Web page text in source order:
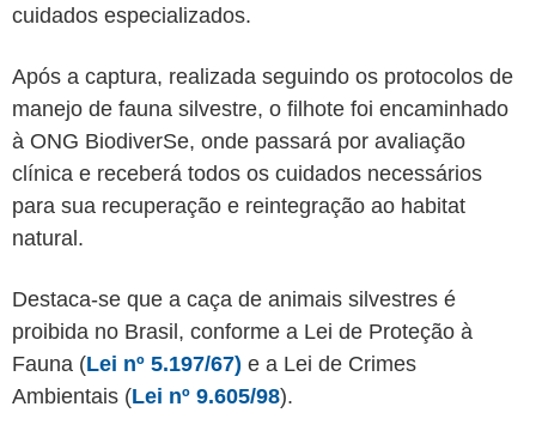
cuidados especializados.
Após a captura, realizada seguindo os protocolos de
manejo de fauna silvestre, o filhote foi encaminhado
à ONG BiodiverSe, onde passará por avaliação
clínica e receberá todos os cuidados necessários
para sua recuperação e reintegração ao habitat
natural.
Destaca-se que a caça de animais silvestres é
proibida no Brasil, conforme a Lei de Proteção à
Fauna (Lei nº 5.197/67) e a Lei de Crimes
Ambientais (Lei nº 9.605/98).